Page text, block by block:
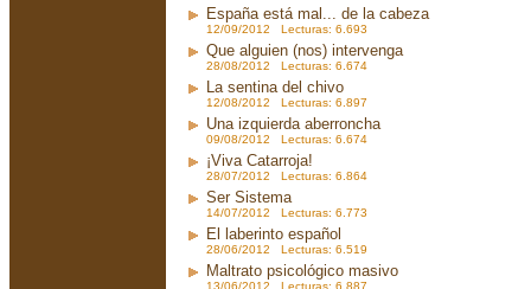
España está mal... de la cabeza
12/09/2012 Lecturas: 6.693
Que alguien (nos) intervenga
28/08/2012 Lecturas: 6.674
La sentina del chivo
12/08/2012 Lecturas: 6.897
Una izquierda aberroncha
09/08/2012 Lecturas: 6.674
¡Viva Catarroja!
28/07/2012 Lecturas: 6.864
Ser Sistema
14/07/2012 Lecturas: 6.773
El laberinto español
28/06/2012 Lecturas: 6.519
Maltrato psicológico masivo
13/06/2012 Lecturas: 6.887